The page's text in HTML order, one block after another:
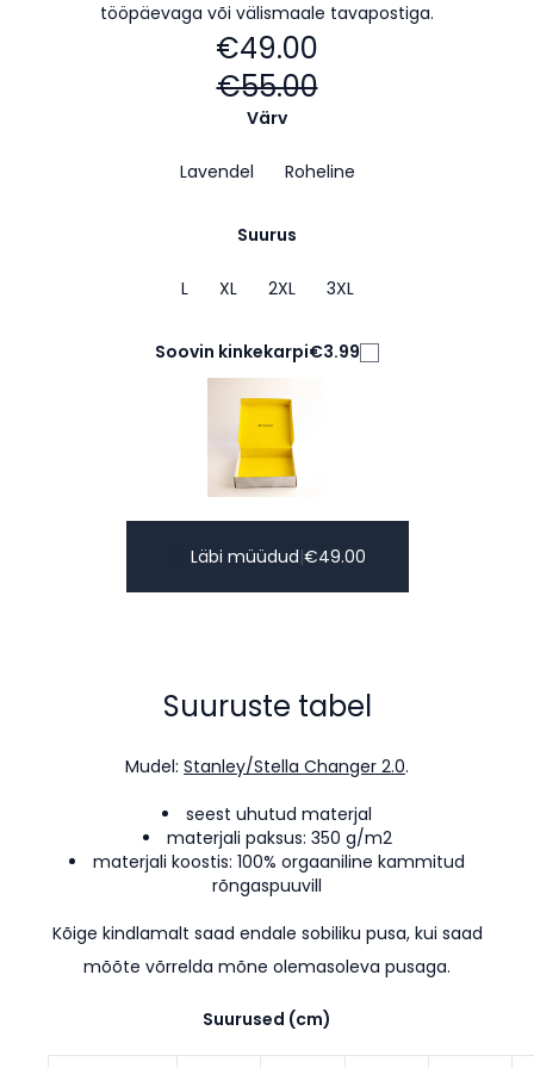
tööpäevaga või välismaale tavapostiga.
€49.00
€55.00
Värv
Lavendel Roheline
Suurus
L XL 2XL 3XL
Soovin kinkekarpi€3.99
Läbi müüdud|€49.00
Suuruste tabel
Mudel: Stanley/Stella Changer 2.0.
seest uhutud materjal
materjali paksus: 350 g/m2
materjali koostis: 100% orgaaniline kammitud
rõngaspuuvill
Kõige kindlamalt saad endale sobiliku pusa, kui saad
mõõte võrrelda mõne olemasoleva pusaga.
Suurused (cm)